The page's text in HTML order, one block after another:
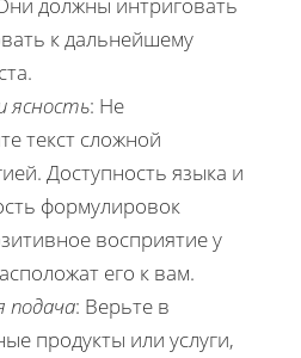
к дальнейшему
ясность: Не
текст сложной
Доступность языка и
формулировок
восприятие у
его к вам.
подача: Верьте в
продукты или услуги,